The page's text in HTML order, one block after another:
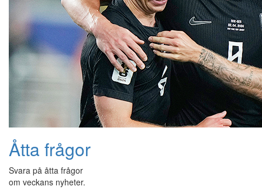
Åtta frågor
Svara på åtta frågor
om veckans nyheter.